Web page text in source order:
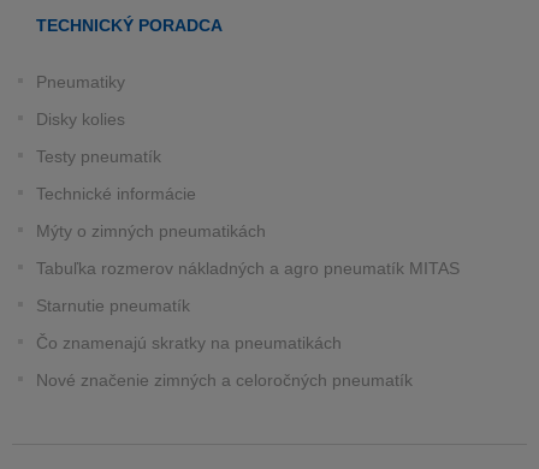
TECHNICKÝ PORADCA
Pneumatiky
Disky kolies
Testy pneumatík
Technické informácie
Mýty o zimných pneumatikách
Tabuľka rozmerov nákladných a agro pneumatík MITAS
Starnutie pneumatík
Čo znamenajú skratky na pneumatikách
Nové značenie zimných a celoročných pneumatík